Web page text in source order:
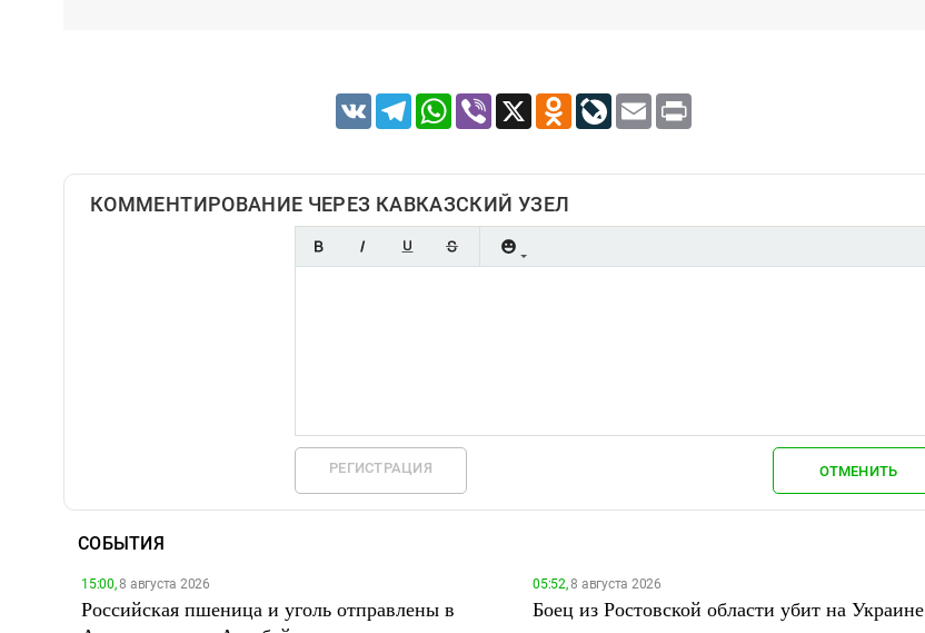
VK TelegramWhatsApp
Viber X Odnoklassniki
LiveJournal
Email
КОММЕНТИРОВАНИЕ ЧЕРЕЗ КАВКАЗСКИЙ УЗЕЛ
РЕГИСТРАЦИЯ ОТМЕНИТЬ
СОБЫТИЯ
15:00,8 августа 2026
Российская пшеница и уголь отправлены в
05:52,8 августа 2026
Боец из Ростовской области убит на Украине